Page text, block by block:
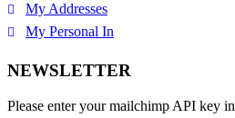
My Addresses
My Personal In
NEWSLETTER
Please enter your mailchimp API key in